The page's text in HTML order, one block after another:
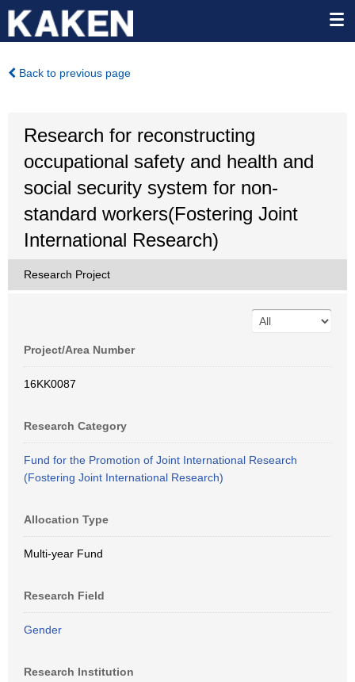
Back to previous page
Research for reconstructing
occupational safety and health and
social security system for non-
standard workers(Fostering Joint
International Research)
Research Project
Project/Area Number
16KK0087
Research Category
Fund for the Promotion of Joint International Research
(Fostering Joint International Research)
Allocation Type
Multi-year Fund
Research Field
Gender
Research Institution